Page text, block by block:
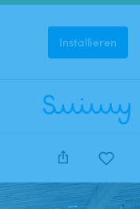
Installieren